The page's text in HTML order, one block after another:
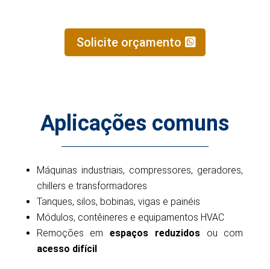
Solicite orçamento
Aplicações comuns
Máquinas industriais, compressores, geradores,
chillers e transformadores
Tanques, silos, bobinas, vigas e painéis
Módulos, contêineres e equipamentos HVAC
Remoções emespaços reduzidosou com
acesso difícil